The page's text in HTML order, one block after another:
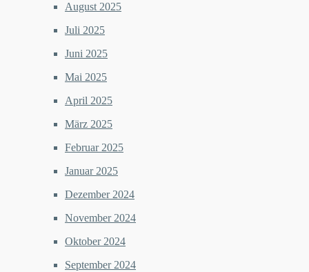
August 2025
Juli 2025
Juni 2025
Mai 2025
April 2025
März 2025
Februar 2025
Januar 2025
Dezember 2024
November 2024
Oktober 2024
September 2024